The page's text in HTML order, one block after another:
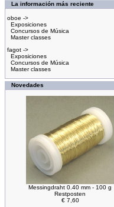
La información más reciente
oboe ->
Exposiciones
Concursos de Música
Master classes
fagot ->
Exposiciones
Concursos de Música
Master classes
Novedades
Messingdraht 0.40 mm - 100 g
Restposten
€ 7,60